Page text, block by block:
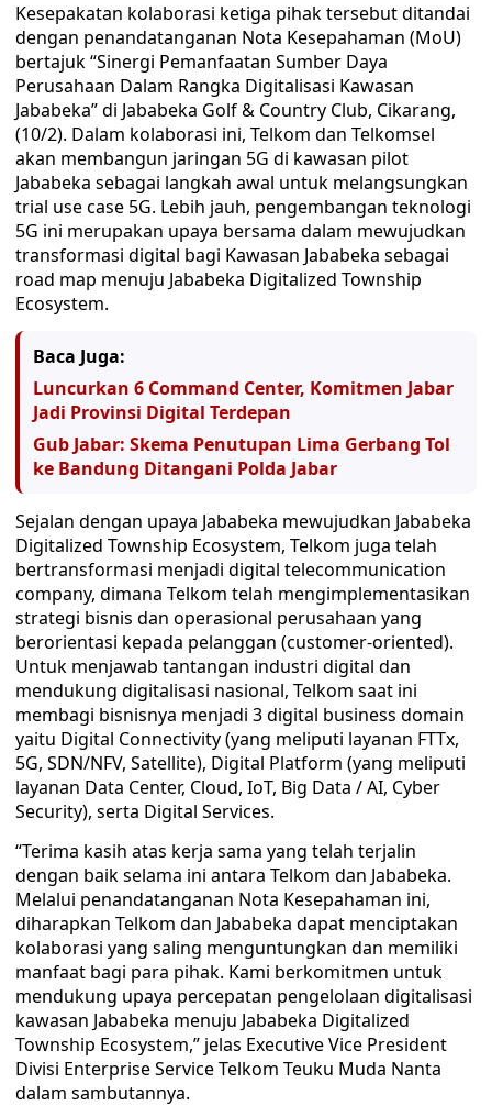
Kesepakatan kolaborasi ketiga pihak tersebut ditandai
dengan penandatanganan Nota Kesepahaman (MoU)
bertajuk “Sinergi Pemanfaatan Sumber Daya
Perusahaan Dalam Rangka Digitalisasi Kawasan
Jababeka” di Jababeka Golf & Country Club, Cikarang,
(10/2). Dalam kolaborasi ini, Telkom dan Telkomsel
akan membangun jaringan 5G di kawasan pilot
Jababeka sebagai langkah awal untuk melangsungkan
trial use case 5G. Lebih jauh, pengembangan teknologi
5G ini merupakan upaya bersama dalam mewujudkan
transformasi digital bagi Kawasan Jababeka sebagai
road map menuju Jababeka Digitalized Township
Ecosystem.
Baca Juga:
Luncurkan 6 Command Center, Komitmen Jabar
Jadi Provinsi Digital Terdepan
Gub Jabar: Skema Penutupan Lima Gerbang Tol
ke Bandung Ditangani Polda Jabar
Sejalan dengan upaya Jababeka mewujudkan Jababeka
Digitalized Township Ecosystem, Telkom juga telah
bertransformasi menjadi digital telecommunication
company, dimana Telkom telah mengimplementasikan
strategi bisnis dan operasional perusahaan yang
berorientasi kepada pelanggan (customer-oriented).
Untuk menjawab tantangan industri digital dan
mendukung digitalisasi nasional, Telkom saat ini
membagi bisnisnya menjadi 3 digital business domain
yaitu Digital Connectivity (yang meliputi layanan FTTx,
5G, SDN/NFV, Satellite), Digital Platform (yang meliputi
layanan Data Center, Cloud, IoT, Big Data / AI, Cyber
Security), serta Digital Services.
“Terima kasih atas kerja sama yang telah terjalin
dengan baik selama ini antara Telkom dan Jababeka.
Melalui penandatanganan Nota Kesepahaman ini,
diharapkan Telkom dan Jababeka dapat menciptakan
kolaborasi yang saling menguntungkan dan memiliki
manfaat bagi para pihak. Kami berkomitmen untuk
mendukung upaya percepatan pengelolaan digitalisasi
kawasan Jababeka menuju Jababeka Digitalized
Township Ecosystem,” jelas Executive Vice President
Divisi Enterprise Service Telkom Teuku Muda Nanta
dalam sambutannya.